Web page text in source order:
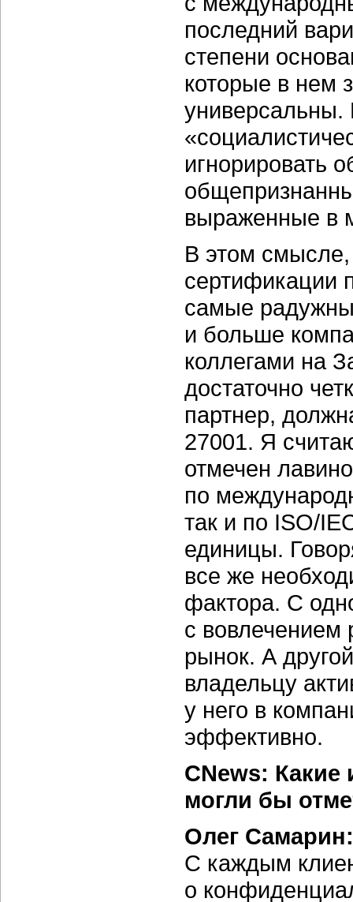
последний
степени
которые в нем
универсальны.
игнорировать
выраженные в
В этом смысле,
сертификации
самые
и больше
коллегами на
достаточно
партнер,
27001. Я
отмечен
по
так и по ISO/
единицы.
все же
фактора. С
с вовлечением
рынок. А
владельцу
у него в
эффективно.
CNews:
могли бы
Олег Самарин:
С каждым
о